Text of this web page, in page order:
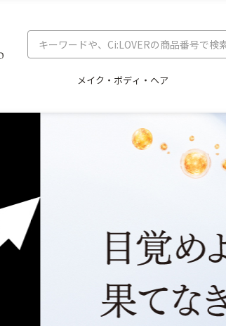
メイク・ボディ・ヘア